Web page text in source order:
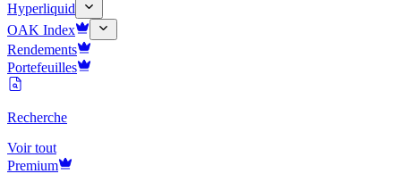
Hyperliquid
OAK Index
Rendements
Portefeuilles
Recherche
Voir tout
Premium